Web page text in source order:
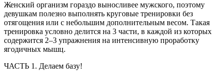
Женский организм гораздо выносливее мужского, поэтому
девушкам полезно выполнять круговые тренировки без
отягощения или с небольшим дополнительным весом. Такая
тренировка условно делится на 3 части, в каждой из которых
содержится 2–3 упражнения на интенсивную проработку
ягодичных мышц.
ЧАСТЬ 1. Делаем базу!